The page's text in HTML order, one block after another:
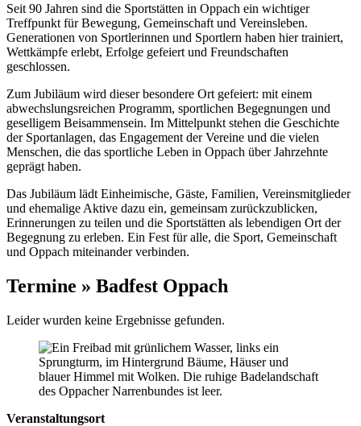
Seit 90 Jahren sind die Sportstätten in Oppach ein wichtiger
Treffpunkt für Bewegung, Gemeinschaft und Vereinsleben.
Generationen von Sportlerinnen und Sportlern haben hier trainiert,
Wettkämpfe erlebt, Erfolge gefeiert und Freundschaften
geschlossen.
Zum Jubiläum wird dieser besondere Ort gefeiert: mit einem
abwechslungsreichen Programm, sportlichen Begegnungen und
geselligem Beisammensein. Im Mittelpunkt stehen die Geschichte
der Sportanlagen, das Engagement der Vereine und die vielen
Menschen, die das sportliche Leben in Oppach über Jahrzehnte
geprägt haben.
Das Jubiläum lädt Einheimische, Gäste, Familien, Vereinsmitglieder
und ehemalige Aktive dazu ein, gemeinsam zurückzublicken,
Erinnerungen zu teilen und die Sportstätten als lebendigen Ort der
Begegnung zu erleben. Ein Fest für alle, die Sport, Gemeinschaft
und Oppach miteinander verbinden.
Termine » Badfest Oppach
Leider wurden keine Ergebnisse gefunden.
Veranstaltungsort